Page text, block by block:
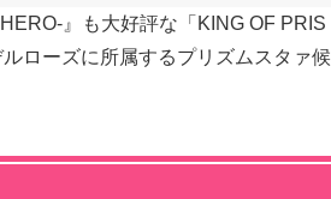
』も大好評な「KING OF PRIS
ローズに所属するプリズムスタァ候